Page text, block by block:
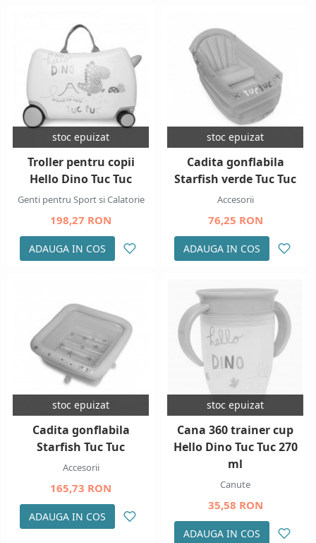
stoc epuizat
Troller pentru copii
Hello Dino Tuc Tuc
Genti pentru Sport si Calatorie
198,27 RON
ADAUGA IN COS
stoc epuizat
Cadita gonflabila
Starfish verde Tuc Tuc
Accesorii
76,25 RON
ADAUGA IN COS
stoc epuizat
Cadita gonflabila
Starfish Tuc Tuc
Accesorii
165,73 RON
ADAUGA IN COS
stoc epuizat
Cana 360 trainer cup
Hello Dino Tuc Tuc 270
ml
Canute
35,58 RON
ADAUGA IN COS